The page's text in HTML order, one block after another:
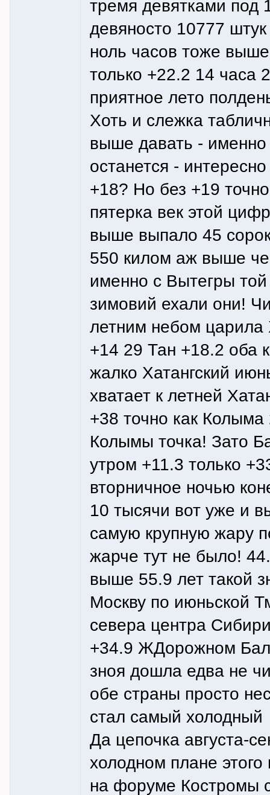
тремя девятками под
девяносто 10777
ноль часов тоже
только +22.2 14 часа
приятное лето
Хоть и слежка
выше давать - именно
останется -
+18? Но без +19
пятерка век этой
выше выпало 45
550 килом аж выше
именно с Вытегры
зимовий ехали они!
летним небом царила
+14 29 Тан +18.2 оба
жалко Хатангский
хватает к летней
+38 точно как
Колымы точка! Зато
утром +11.3 только
вторничное ночью
10 тысячи вот уже и
самую крупную жару
жарче тут не было!
выше 55.9 лет такой
Москву по июньской
севера центра
+34.9 ЖДорожном
зноя дошла едва не
обе страны просто
стал самый холодный
Да цепочка августа-
холодном плане
на форуме Костромы